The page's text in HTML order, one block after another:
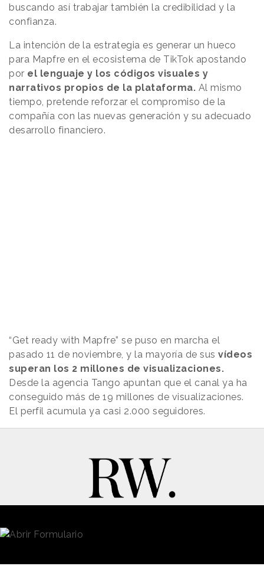
buscando así trabajar también la credibilidad y la
confianza.
La intención de la estrategia es generar un hueco
para Mapfre en el ecosistema de TikTok apostando
por el lenguaje y los códigos visuales y
narrativos propios de la plataforma. Al mismo
tiempo, pretende reforzar el compromiso de la
compañía con las nuevas generación y su adecuado
desarrollo financiero.
“Get ready with Mapfre” se puso en marcha el
pasado 11 de noviembre, y la mayoría de sus vídeos
superan los 2 millones de visualizaciones.
Desde la agencia Tango apuntan que el canal ya ha
conseguido más de 19 millones de visualizaciones.
El perfil acumula ya casi 2.000 seguidores.